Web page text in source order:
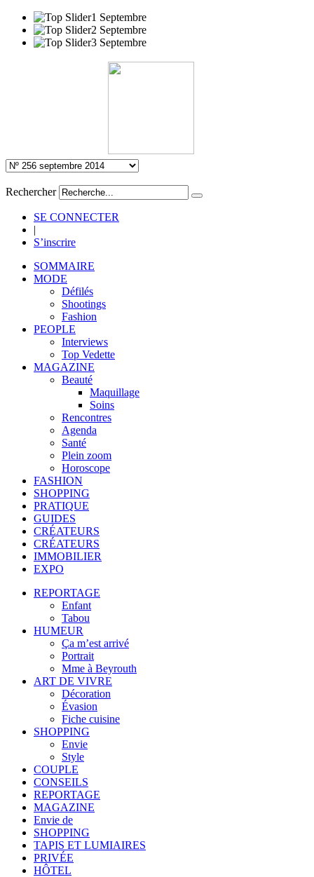
Rechercher
SE CONNECTER
|
S’inscrire
SOMMAIRE
MODE
Défilés
Shootings
Fashion
PEOPLE
Interviews
Top Vedette
MAGAZINE
Beauté
Maquillage
Soins
Rencontres
Agenda
Santé
Plein zoom
Horoscope
FASHION
SHOPPING
PRATIQUE
GUIDES
CRÉATEURS
CRÉATEURS
IMMOBILIER
EXPO
REPORTAGE
Enfant
Tabou
HUMEUR
Ça m’est arrivé
Portrait
Mme à Beyrouth
ART DE VIVRE
Décoration
Évasion
Fiche cuisine
SHOPPING
Envie
Style
COUPLE
CONSEILS
REPORTAGE
MAGAZINE
Envie de
SHOPPING
TAPIS ET LUMIAIRES
PRIVÉE
HÔTEL